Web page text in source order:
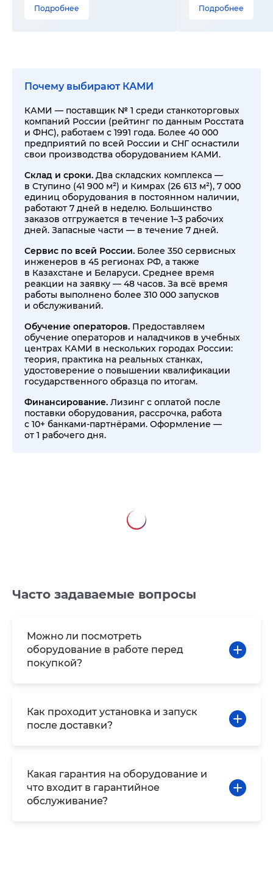
Подробнее Подробнее
Почему выбирают КАМИ
КАМИ — поставщик № 1 среди станкоторговых
компаний России (рейтинг по данным Росстата
и ФНС), работаем с 1991 года. Более 40 000
предприятий по всей России и СНГ оснастили
свои производства оборудованием КАМИ.
Склад и сроки. Два складских комплекса —
в Ступино (41 900 м²) и Кимрах (26 613 м²), 7 000
единиц оборудования в постоянном наличии,
работают 7 дней в неделю. Большинство
заказов отгружается в течение 1–3 рабочих
дней. Запасные части — в течение 7 дней.
Сервис по всей России. Более 350 сервисных
инженеров в 45 регионах РФ, а также
в Казахстане и Беларуси. Среднее время
реакции на заявку — 48 часов. За всё время
работы выполнено более 310 000 запусков
и обслуживаний.
Обучение операторов. Предоставляем
обучение операторов и наладчиков в учебных
центрах КАМИ в нескольких городах России:
теория, практика на реальных станках,
удостоверение о повышении квалификации
государственного образца по итогам.
Финансирование. Лизинг с оплатой после
поставки оборудования, рассрочка, работа
с 10+ банками-партнёрами. Оформление —
от 1 рабочего дня.
Часто задаваемые вопросы
Можно ли посмотреть
оборудование в работе перед
покупкой?
Как проходит установка и запуск
после доставки?
Какая гарантия на оборудование и
что входит в гарантийное
обслуживание?